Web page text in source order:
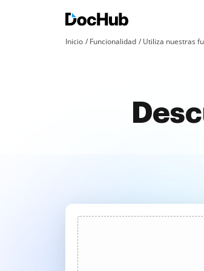
Inicio Funcionalidad Utiliza nuestras